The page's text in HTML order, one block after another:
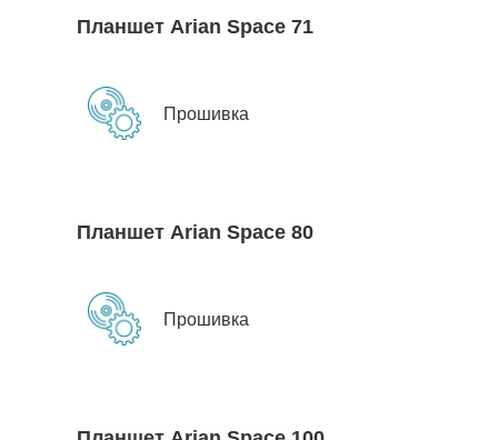
Планшет Arian Space 71
Прошивка
Планшет Arian Space 80
Прошивка